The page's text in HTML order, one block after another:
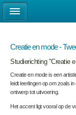
Creatie en mode -
Studierichting "Creatie
Creatie en mode is een
leidt leerlingen op om zoals
ontwerp tot uitvoering.
Het accent ligt vooral op de